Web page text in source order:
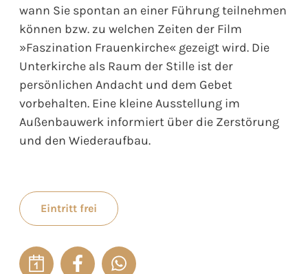
wann Sie spontan an einer Führung teilnehmen
können bzw. zu welchen Zeiten der Film
»Faszination Frauenkirche« gezeigt wird. Die
Unterkirche als Raum der Stille ist der
persönlichen Andacht und dem Gebet
vorbehalten. Eine kleine Ausstellung im
Außenbauwerk informiert über die Zerstörung
und den Wiederaufbau.
Eintritt frei